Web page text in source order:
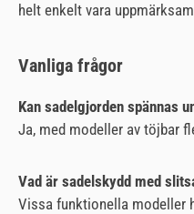
helt enkelt vara
Vanliga frågor
Kan sadelgjorden spännas
Ja, med modeller av töjbar
Vad är sadelskydd med
Vissa funktionella modeller